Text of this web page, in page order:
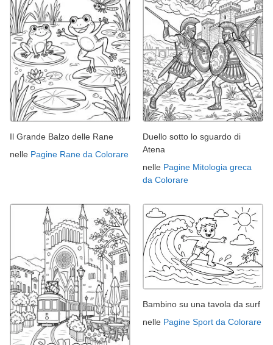
Il Grande Balzo delle Rane
nelle Pagine Rane da Colorare
Duello sotto lo sguardo di
Atena
nelle Pagine Mitologia greca
da Colorare
Bambino su una tavola da surf
nelle Pagine Sport da Colorare